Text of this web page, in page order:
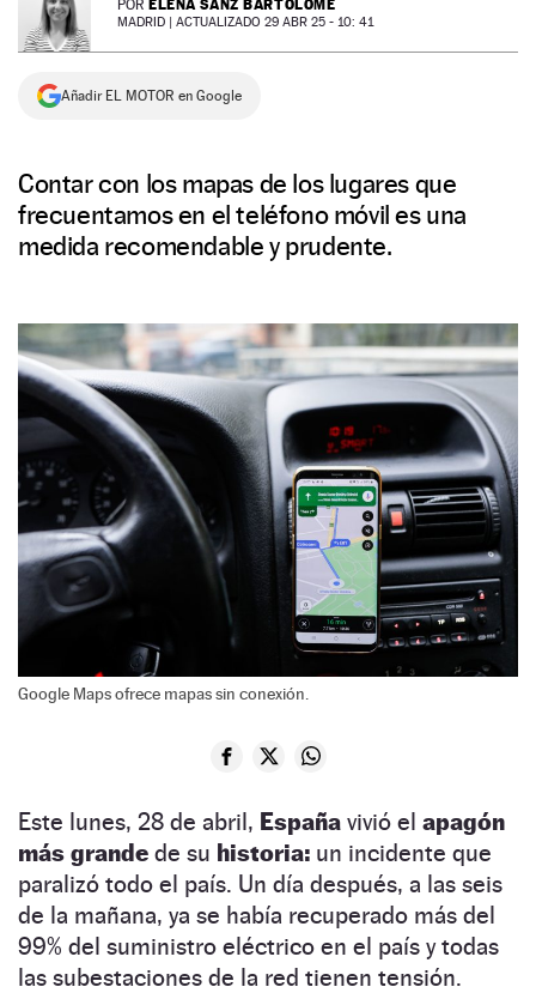
NEWSLETTER
SÍGUENOS
POR ELENA SANZ BARTOLOMÉ
MADRID | ACTUALIZADO 29 ABR 25 - 10: 41
Añadir EL MOTOR en Google
Contar con los mapas de los lugares que
frecuentamos en el teléfono móvil es una
medida recomendable y prudente.
Google Maps ofrece mapas sin conexión.
Este lunes, 28 de abril, España vivió el apagón
más grande de su historia: un incidente que
paralizó todo el país. Un día después, a las seis
de la mañana, ya se había recuperado más del
99% del suministro eléctrico en el país y todas
las subestaciones de la red tienen tensión.